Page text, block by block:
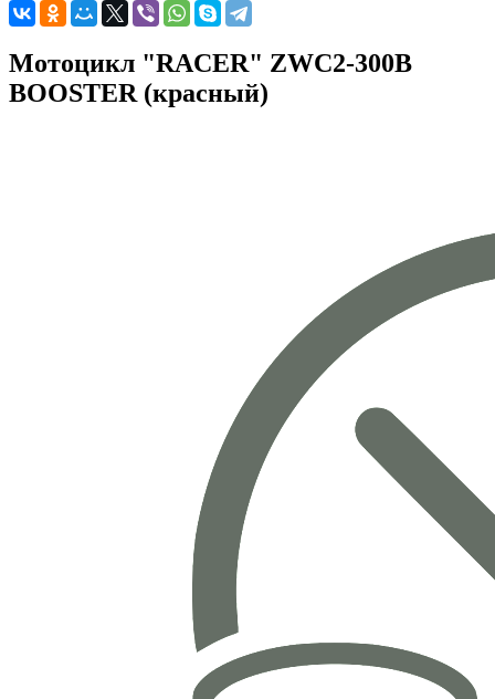
Мотоцикл "RACER" ZWC2-300B
BOOSTER (красный)